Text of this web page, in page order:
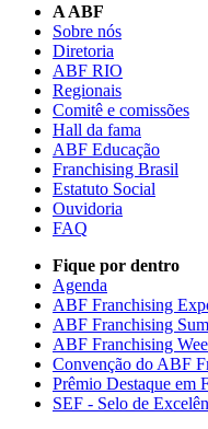
A ABF
Sobre nós
Diretoria
ABF RIO
Regionais
Comitê e comissões
Hall da fama
ABF Educação
Franchising Brasil
Estatuto Social
Ouvidoria
FAQ
Fique por dentro
Agenda
ABF Franchising
ABF Franchising
ABF Franchising
Convenção do ABF
Prêmio Destaque em
SEF - Selo de